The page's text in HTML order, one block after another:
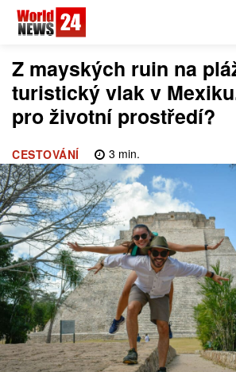
Z mayských ruin na
turistický vlak v
pro životní prostředí?
CESTOVÁNÍ 3 min.